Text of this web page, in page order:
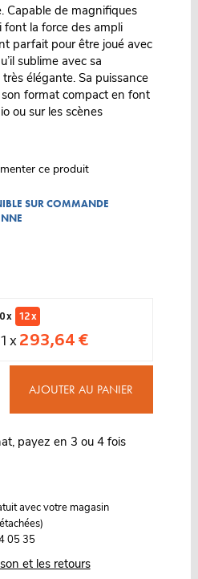
Capable de magnifiques
font la force des ampli
parfait pour être joué avec
sublime avec sa
élégante. Sa puissance
format compact en font
ou sur les scènes
ce produit
SUR COMMANDE
x 12 x
x 293,64 €
AJOUTER AU PANIER
payez en 3 ou 4 fois
avec votre magasin
05 35
et les retours